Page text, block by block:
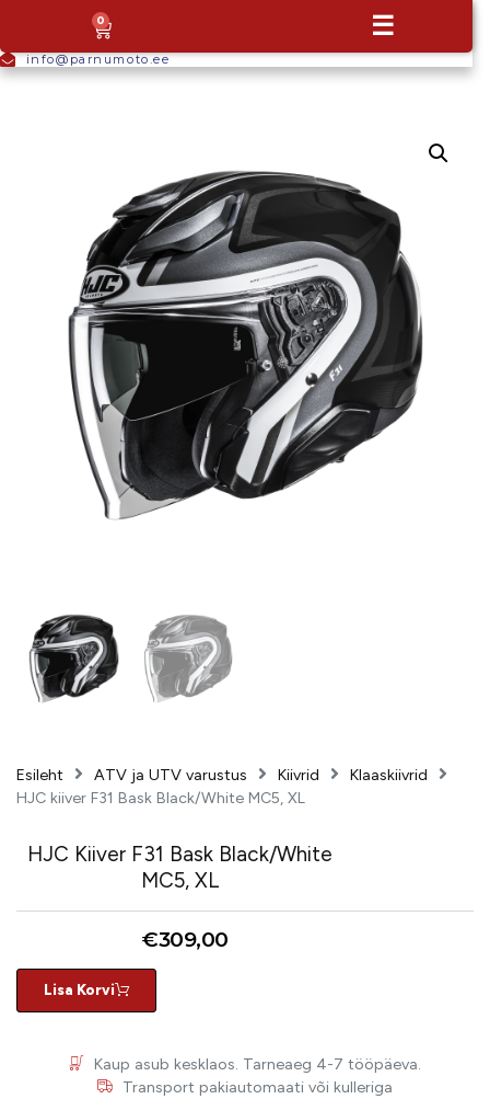
info@parnumoto.ee
0 ☰
Esileht ATV ja UTV varustus Kiivrid
Klaaskiivrid
HJC kiiver F31 Bask Black/White MC5, XL
HJC Kiiver F31 Bask Black/White
MC5, XL
€309,00
Lisa Korvi
Kaup asub kesklaos. Tarneaeg 4-7 tööpäeva.
Transport pakiautomaati või kulleriga